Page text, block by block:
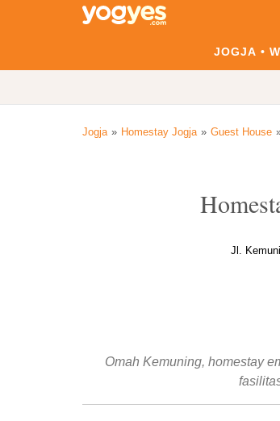
JOGJA
Jogja Homestay Jogja Guest House
Jl.
Omah Kemuning, homestay